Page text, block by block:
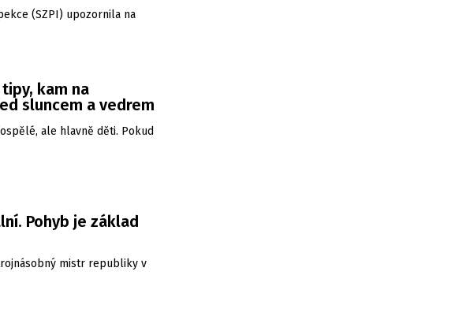
(SZPI) upozornila na
kam na
sluncem a vedrem
ale hlavně děti. Pokud
Pohyb je základ
mistr republiky v